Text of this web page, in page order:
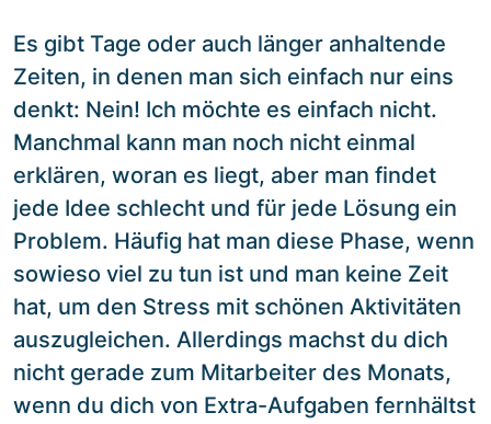
Es gibt Tage oder auch länger anhaltende
Zeiten, in denen man sich einfach nur eins
denkt: Nein! Ich möchte es einfach nicht.
Manchmal kann man noch nicht einmal
erklären, woran es liegt, aber man findet
jede Idee schlecht und für jede Lösung ein
Problem. Häufig hat man diese Phase, wenn
sowieso viel zu tun ist und man keine Zeit
hat, um den Stress mit schönen Aktivitäten
auszugleichen. Allerdings machst du dich
nicht gerade zum Mitarbeiter des Monats,
wenn du dich von Extra-Aufgaben fernhältst